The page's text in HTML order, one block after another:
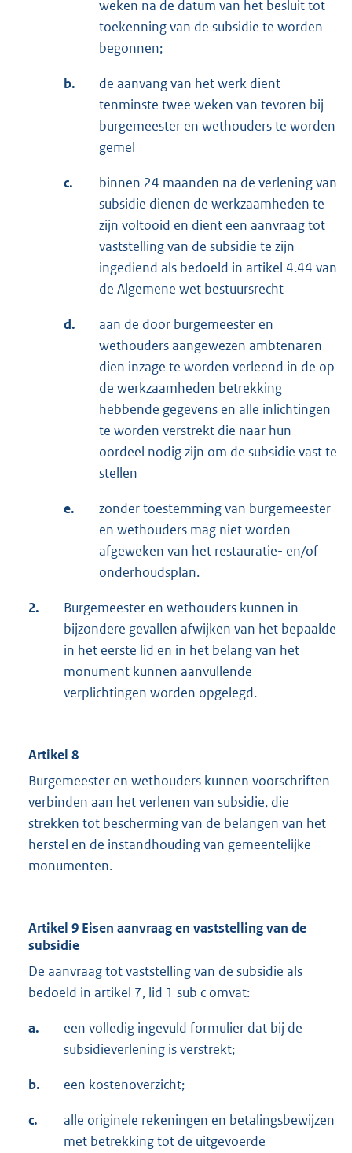
weken na de datum van het besluit tot
toekenning van de subsidie te worden
begonnen;
b.
de aanvang van het werk dient
tenminste twee weken van tevoren bij
burgemeester en wethouders te worden
gemel
c.
binnen 24 maanden na de verlening van
subsidie dienen de werkzaamheden te
zijn voltooid en dient een aanvraag tot
vaststelling van de subsidie te zijn
ingediend als bedoeld in artikel 4.44 van
de Algemene wet bestuursrecht
d.
aan de door burgemeester en
wethouders aangewezen ambtenaren
dien inzage te worden verleend in de op
de werkzaamheden betrekking
hebbende gegevens en alle inlichtingen
te worden verstrekt die naar hun
oordeel nodig zijn om de subsidie vast te
stellen
e.
zonder toestemming van burgemeester
en wethouders mag niet worden
afgeweken van het restauratie- en/of
onderhoudsplan.
2.
Burgemeester en wethouders kunnen in
bijzondere gevallen afwijken van het bepaalde
in het eerste lid en in het belang van het
monument kunnen aanvullende
verplichtingen worden opgelegd.
Artikel 8
Burgemeester en wethouders kunnen voorschriften
verbinden aan het verlenen van subsidie, die
strekken tot bescherming van de belangen van het
herstel en de instandhouding van gemeentelijke
monumenten.
Artikel 9 Eisen aanvraag en vaststelling van de
subsidie
De aanvraag tot vaststelling van de subsidie als
bedoeld in artikel 7, lid 1 sub c omvat:
a.
een volledig ingevuld formulier dat bij de
subsidieverlening is verstrekt;
b. een kostenoverzicht;
c.
alle originele rekeningen en betalingsbewijzen
met betrekking tot de uitgevoerde